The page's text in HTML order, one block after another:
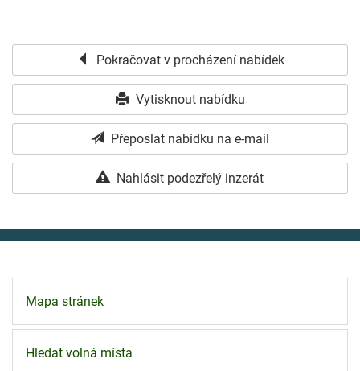
Pokračovat v procházení nabídek
Vytisknout nabídku
Přeposlat nabídku na e-mail
Nahlásit podezřelý inzerát
Mapa stránek
Hledat volná místa